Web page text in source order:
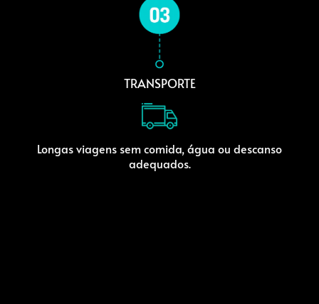
TRANSPORTE
Longas viagens sem comida, água ou descanso
adequados.